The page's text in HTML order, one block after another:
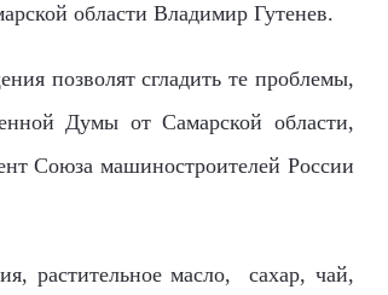
области Владимир Гутенев.
позволят сгладить те проблемы,
Думы от Самарской области,
Союза машиностроителей России
растительное масло, сахар, чай,